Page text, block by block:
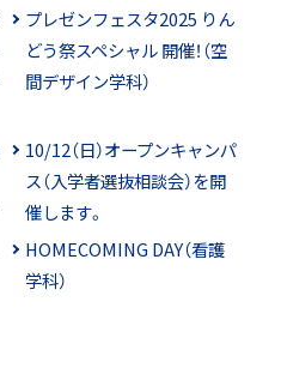
プレゼンフェスタ2025 りん
どう祭スペシャル 開催！（空
間デザイン学科）
10/12（日）オープンキャンパ
ス（入学者選抜相談会）を開
催します。
HOMECOMING DAY（看護
学科）